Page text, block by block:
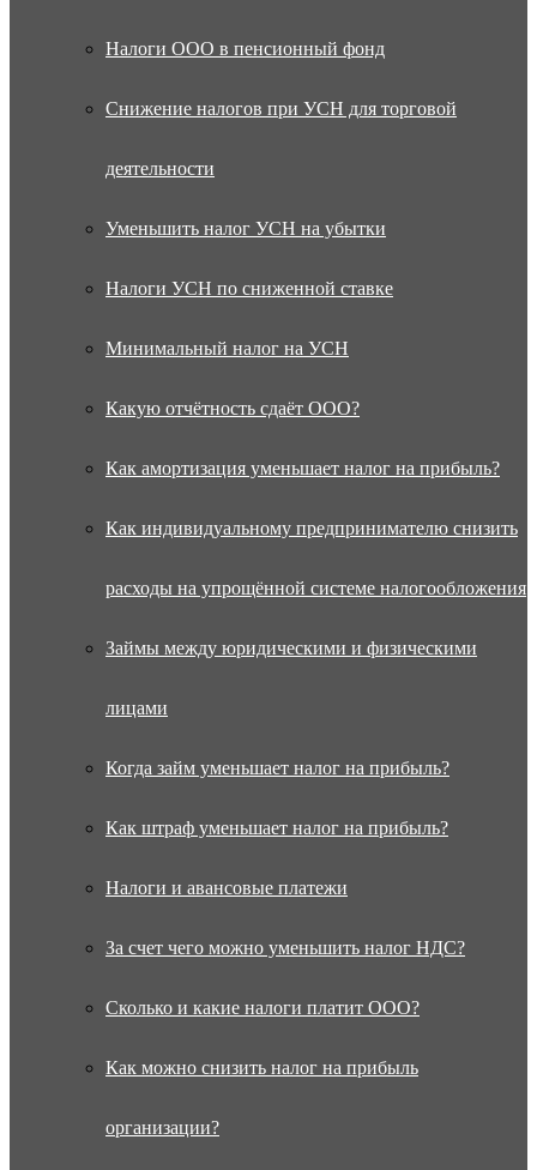
Налоги ООО в пенсионный фонд
Снижение налогов при УСН для торговой
деятельности
Уменьшить налог УСН на убытки
Налоги УСН по сниженной ставке
Минимальный налог на УСН
Какую отчётность сдаёт ООО?
Как амортизация уменьшает налог на прибыль?
Как индивидуальному предпринимателю снизить
расходы на упрощённой системе налогообложения
Займы между юридическими и физическими
лицами
Когда займ уменьшает налог на прибыль?
Как штраф уменьшает налог на прибыль?
Налоги и авансовые платежи
За счет чего можно уменьшить налог НДС?
Сколько и какие налоги платит ООО?
Как можно снизить налог на прибыль
организации?